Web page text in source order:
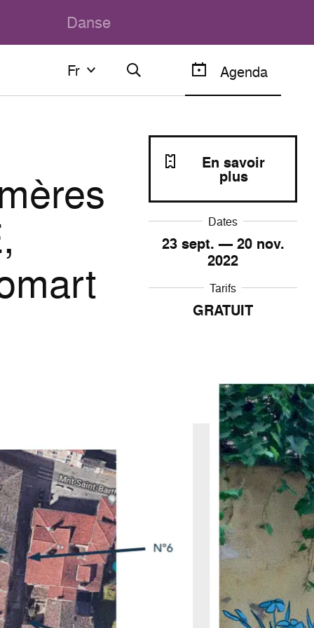
Danse
Fr
Fr Agenda
Dates
23sept. — 20nov.
2022
Tarifs
GRATUIT
En savoir
plus